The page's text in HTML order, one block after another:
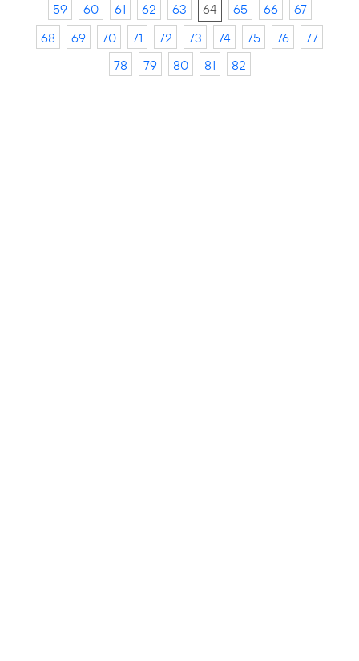
59
60 61 62 63 64 65 66
67
68
69 70 71 72 73 74 75 76
77
78
79 80 81 82